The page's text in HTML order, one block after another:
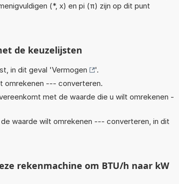
(*, x) en pi (π) zijn op dit punt
de keuzelijsten
in dit geval 'Vermogen
'.
omrekenen --- converteren.
met de waarde die u wilt omrekenen -
waarde wilt omrekenen --- converteren, in dit
rekenmachine om BTU/h naar kW